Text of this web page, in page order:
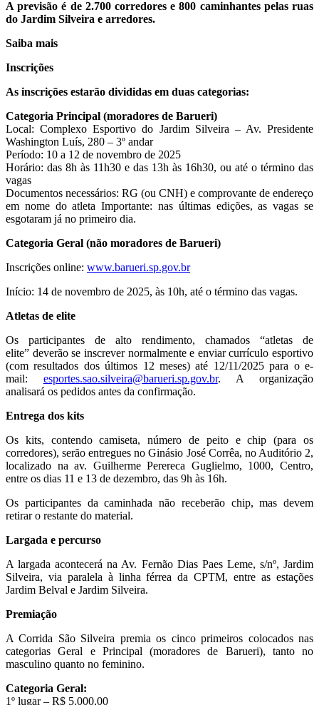
A previsão é de 2.700 corredores e 800 caminhantes pelas ruas
do Jardim Silveira e arredores.
Saiba mais
Inscrições
As inscrições estarão divididas em duas categorias:
Categoria Principal (moradores de Barueri)
Local: Complexo Esportivo do Jardim Silveira – Av. Presidente
Washington Luís, 280 – 3º andar
Período: 10 a 12 de novembro de 2025
Horário: das 8h às 11h30 e das 13h às 16h30, ou até o término das
vagas
Documentos necessários: RG (ou CNH) e comprovante de endereço
em nome do atleta Importante: nas últimas edições, as vagas se
esgotaram já no primeiro dia.
Categoria Geral (não moradores de Barueri)
Inscrições online: www.barueri.sp.gov.br
Início: 14 de novembro de 2025, às 10h, até o término das vagas.
Atletas de elite
Os participantes de alto rendimento, chamados “atletas de
elite” deverão se inscrever normalmente e enviar currículo esportivo
(com resultados dos últimos 12 meses) até 12/11/2025 para o e-
mail: esportes.sao.silveira@barueri.sp.gov.br. A organização
analisará os pedidos antes da confirmação.
Entrega dos kits
Os kits, contendo camiseta, número de peito e chip (para os
corredores), serão entregues no Ginásio José Corrêa, no Auditório 2,
localizado na av. Guilherme Perereca Guglielmo, 1000, Centro,
entre os dias 11 e 13 de dezembro, das 9h às 16h.
Os participantes da caminhada não receberão chip, mas devem
retirar o restante do material.
Largada e percurso
A largada acontecerá na Av. Fernão Dias Paes Leme, s/nº, Jardim
Silveira, via paralela à linha férrea da CPTM, entre as estações
Jardim Belval e Jardim Silveira.
Premiação
A Corrida São Silveira premia os cinco primeiros colocados nas
categorias Geral e Principal (moradores de Barueri), tanto no
masculino quanto no feminino.
Categoria Geral:
1º lugar – R$ 5.000,00